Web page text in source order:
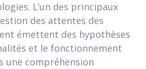
L’un des principaux
des attentes des
émettent des hypothèses
et le fonctionnement
une compréhension